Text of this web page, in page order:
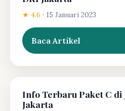
★ 4.6 · 15 Januari 2023
Baca Artikel
Info Terbaru Paket C di
Jakarta